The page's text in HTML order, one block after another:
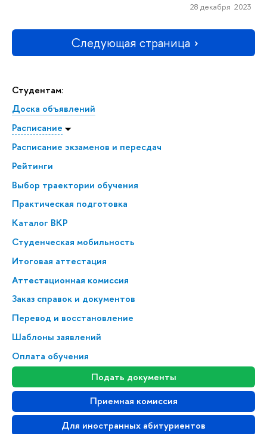
Студентам:
Доска объявлений
Расписание
Расписание экзаменов и пересдач
Рейтинги
Выбор траектории обучения
Практическая подготовка
Каталог ВКР
Студенческая мобильность
Итоговая аттестация
Аттестационная комиссия
Заказ справок и документов
Перевод и восстановление
Шаблоны заявлений
Оплата обучения
Подать документы
Приемная комиссия
Для иностранных абитуриентов
28 декабря 2023
Следующая страница